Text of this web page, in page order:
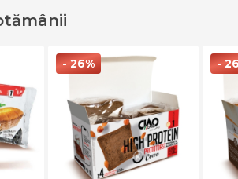
- 26% -